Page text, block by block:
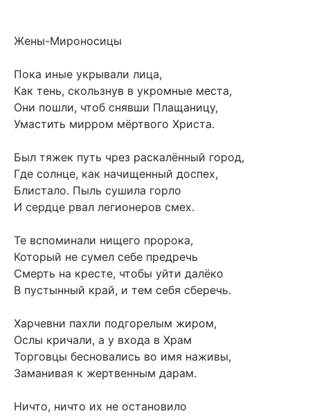
Жены-Мироносицы
Пока иные укрывали лица,
Как тень, скользнув в укромные места,
Они пошли, чтоб снявши Плащаницу,
Умастить мирром мёртвого Христа.
Был тяжек путь чрез раскалённый город,
Где солнце, как начищенный доспех,
Блистало. Пыль сушила горло
И сердце рвал легионеров смех.
Те вспоминали нищего пророка,
Который не сумел себе предречь
Смерть на кресте, чтобы уйти далёко
В пустынный край, и тем себя сберечь.
Харчевни пахли подгорелым жиром,
Ослы кричали, а у входа в Храм
Торговцы бесновались во имя наживы,
Заманивая к жертвенным дарам.
Ничто, ничто их не остановило